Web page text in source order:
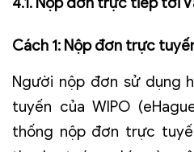
Cách 1: Nộp đơn trực
Người nộp đơn sử dụng
tuyến của WIPO
thống nộp đơn trực